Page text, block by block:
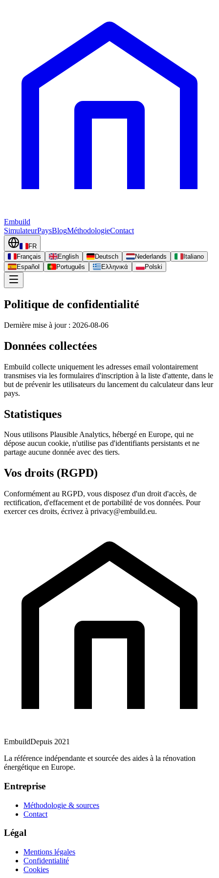
Embuild
SimulateurPaysBlogMéthodologieContact
FR
Français
English Deutsch Nederlands
Italiano
Español
Português Ελληνικά Polski
Politique de confidentialité
Dernière mise à jour : 2026-08-06
Données collectées
Embuild collecte uniquement les adresses email volontairement
transmises via les formulaires d'inscription à la liste d'attente, dans le
but de prévenir les utilisateurs du lancement du calculateur dans leur
pays.
Statistiques
Nous utilisons Plausible Analytics, hébergé en Europe, qui ne
dépose aucun cookie, n'utilise pas d'identifiants persistants et ne
partage aucune donnée avec des tiers.
Vos droits (RGPD)
Conformément au RGPD, vous disposez d'un droit d'accès, de
rectification, d'effacement et de portabilité de vos données. Pour
exercer ces droits, écrivez à privacy@embuild.eu.
EmbuildDepuis 2021
La référence indépendante et sourcée des aides à la rénovation
énergétique en Europe.
Entreprise
Méthodologie & sources
Contact
Légal
Mentions légales
Confidentialité
Cookies